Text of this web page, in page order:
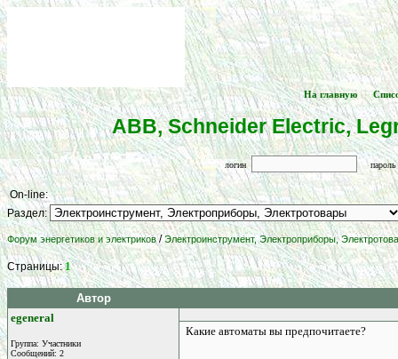
[На главную ] -- [
ABB, Schneider Electric,
логин
On-line:
Раздел:
Форум энергетиков и электриков/Электроинструмент, Электроприборы,
Страницы:1
Автор
egeneral
Группа: Участники
Сообщений: 2
Какие автоматы вы предпочитаете?